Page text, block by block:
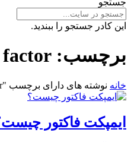
جستجو
این کادر جستجو را ببندید.
برچسب:
خانه نوشته های دارای برچسب "Impact factor"
ایمپکت فاکتور